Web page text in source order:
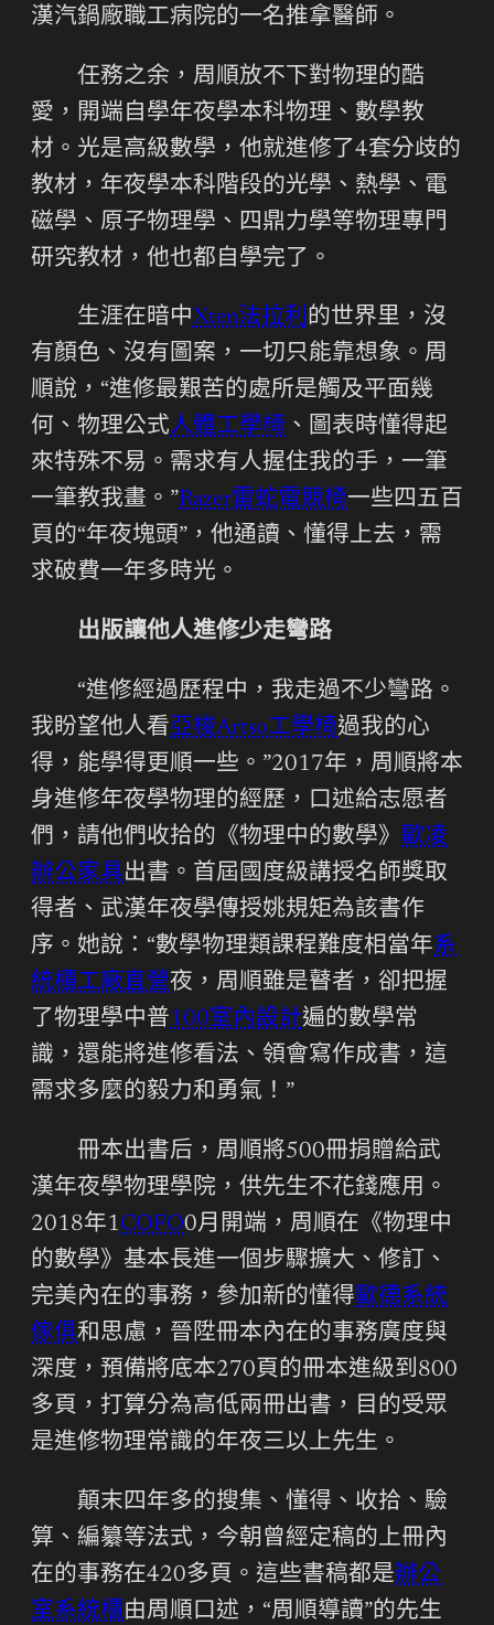
漢汽鍋廠職工病院的一名推拿醫師。
任務之余，周順放不下對物理的酷
愛，開端自學年夜學本科物理、數學教
材。光是高級數學，他就進修了4套分歧的
教材，年夜學本科階段的光學、熱學、電
磁學、原子物理學、四鼎力學等物理專門
研究教材，他也都自學完了。
生涯在暗中Xten法拉利的世界里，沒
有顏色、沒有圖案，一切只能靠想象。周
順說，“進修最艱苦的處所是觸及平面幾
何、物理公式人體工學椅 、圖表時懂得起
來特殊不易。需求有人握住我的手，一筆
一筆教我畫。”Razer雷蛇電競椅一些四五百
頁的“年夜塊頭”，他通讀、懂得上去，需
求破費一年多時光。
出版讓他人進修少走彎路
“進修經過歷程中，我走過不少彎路。
我盼望他人看亞梭Artso工學椅過我的心
得，能學得更順一些。”2017年，周順將本
身進修年夜學物理的經歷，口述給志愿者
們，請他們收拾的《物理中的數學》 歐凌
辦公家具出書。首屆國度級講授名師獎取
得者、武漢年夜學傳授姚規矩為該書作
序。她說：“數學物理類課程難度相當年系
統櫃工廠直營夜，周順雖是瞽者，卻把握
了物理學中普100室內設計遍的數學常
識，還能將進修看法、領會寫作成書，這
需求多麼的毅力和勇氣！”
冊本出書后，周順將500冊捐贈給武
漢年夜學物理學院，供先生不花錢應用。
2018年1COFO0月開端，周順在《物理中
的數學》基本長進一個步驟擴大、修訂、
完美內在的事務，參加新的懂得歐德系統
傢俱和思慮，晉陞冊本內在的事務廣度與
深度，預備將底本270頁的冊本進級到800
多頁，打算分為高低兩冊出書，目的受眾
是進修物理常識的年夜三以上先生。
顛末四年多的搜集、懂得、收拾、驗
算、編纂等法式，今朝曾經定稿的上冊內
在的事務在420多頁。這些書稿都是辦公
室系統櫃 由周順口述，“周順導讀”的先生